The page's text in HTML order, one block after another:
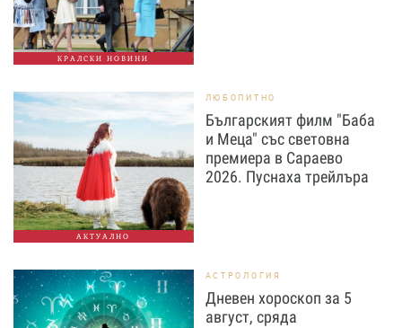
КРАЛСКИ НОВИНИ
АКТУАЛНО
ЛЮБОПИТНО
Българският филм "Баба
и Меца" със световна
премиера в Сараево
2026. Пуснаха трейлъра
АСТРОЛОГИЯ
Дневен хороскоп за 5
август, сряда